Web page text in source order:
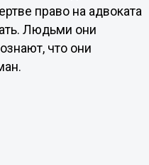
право на адвоката
Людьми они
что они